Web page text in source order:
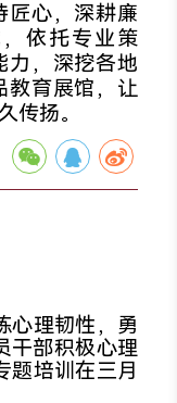
心，深耕廉
依托专业策
力，深挖各地
教育展馆，让
传扬。
心理韧性，勇
部积极心理
题培训在三月